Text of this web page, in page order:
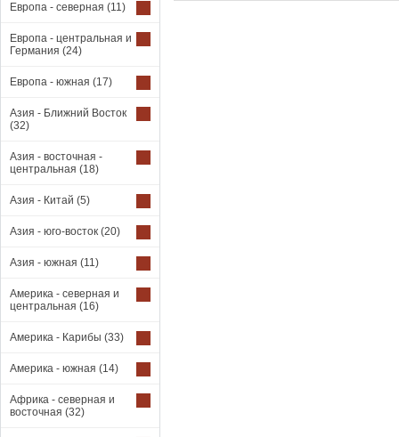
Европа - северная (11)
Европа - центральная и
Германия (24)
Европа - южная (17)
Азия - Ближний Восток
(32)
Азия - восточная -
центральная (18)
Азия - Китай (5)
Азия - юго-восток (20)
Азия - южная (11)
Америка - северная и
центральная (16)
Америка - Карибы (33)
Америка - южная (14)
Африка - северная и
восточная (32)